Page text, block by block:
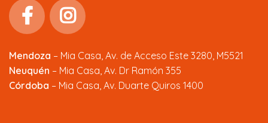
Mendoza – Mia Casa, Av. de Acceso Este 3280, M5521
Neuquén – Mia Casa, Av. Dr Ramón 355
Córdoba – Mia Casa, Av. Duarte Quiros 1400